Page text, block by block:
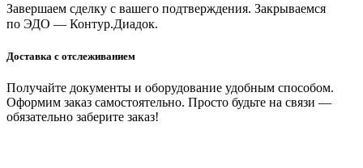
Завершаем сделку с вашего подтверждения. Закрываемся
по ЭДО — Контур.Диадок.
Доставка с отслеживанием
Получайте документы и оборудование удобным способом.
Оформим заказ самостоятельно. Просто будьте на связи —
обязательно заберите заказ!